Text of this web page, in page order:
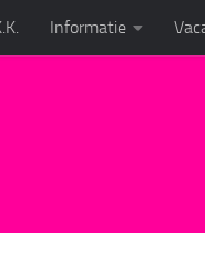
Informatie